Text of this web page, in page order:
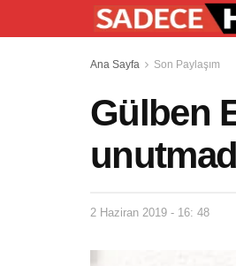
Ana Sayfa Son Paylaşım
Gülben
2 Haziran 2019 - 16: 48